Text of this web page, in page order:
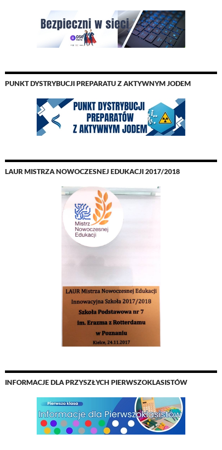
PUNKT DYSTRYBUCJI PREPARATU Z AKTYWNYM JODEM
LAUR MISTRZA NOWOCZESNEJ EDUKACJI 2017/2018
INFORMACJE DLA PRZYSZŁYCH PIERWSZOKLASISTÓW